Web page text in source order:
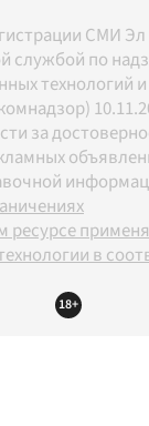
СМИ
службой по
технологий
за
в
18+